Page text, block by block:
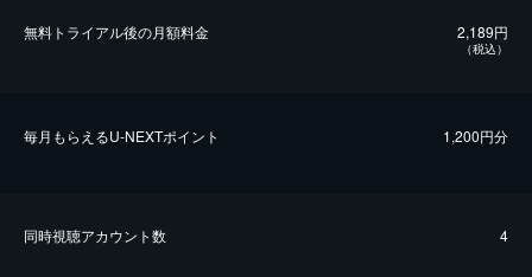
無料トライアル後の⽉額料金 2,189円
（税込）
毎⽉もらえるU-NEXTポイント 1,200円分
同時視聴アカウント数 4